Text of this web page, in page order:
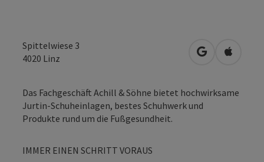
Spittelwiese 3
4020 Linz in Google
in
Das Fachgeschäft Achill & Söhne bietet hochwirksame
Jurtin-Schuheinlagen, bestes Schuhwerk und
Produkte rund um die Fußgesundheit.
IMMER EINEN SCHRITT VORAUS